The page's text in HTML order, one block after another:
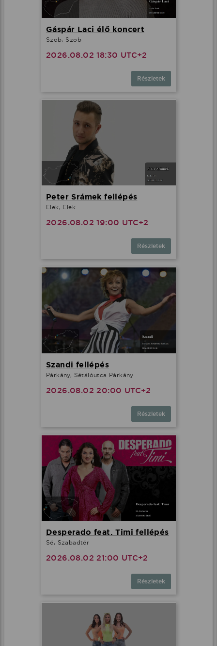
Gáspár Laci élő koncert
Szob, Szob
2026.08.02 18:30 UTC+2
Részletek
Peter Srámek fellépés
Elek, Elek
2026.08.02 19:00 UTC+2
Részletek
Szandi fellépés
Párkány, Sétálóutca Párkány
2026.08.02 20:00 UTC+2
Részletek
Desperado feat. Timi fellépés
Sé, Szabadtér
2026.08.02 21:00 UTC+2
Részletek